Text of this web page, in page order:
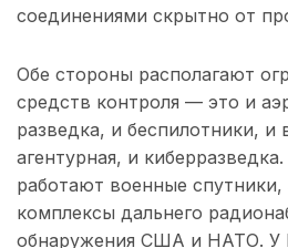
соединениями скрытно от
Обе стороны располагают
средств контроля — это и
разведка, и беспилотники, и
агентурная, и
работают военные
комплексы дальнего
обнаружения США и НАТО. У